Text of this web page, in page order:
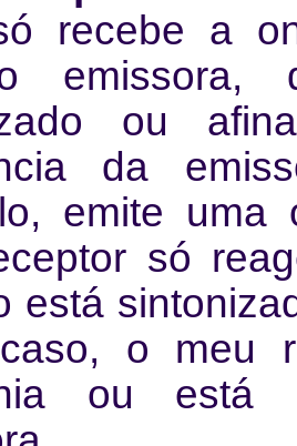
recebe a
ou
da
emite
só
está
o meu
ou está